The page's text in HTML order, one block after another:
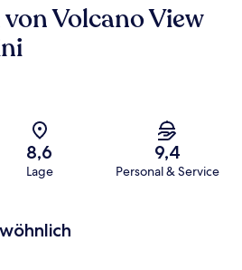
Volcano View
8,6
Lage
9,4
Personal & Service